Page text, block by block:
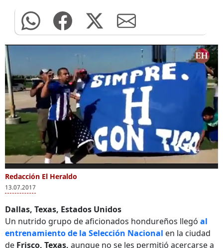
0
of
40
seconds
Más Videos
Aficionados de la
Aficionados gritan
Redacción El Heraldo
13.07.2017
Dallas, Texas, Estados Unidos
Un nutrido grupo de aficionados hondureños llegó al
entrenamiento de la Selección Nacional en la ciudad
de Frisco, Texas, aunque no se les permitió acercarse a